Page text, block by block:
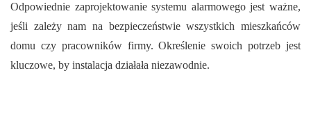
Odpowiednie zaprojektowanie systemu alarmowego jest ważne,
jeśli zależy nam na bezpieczeństwie wszystkich mieszkańców
domu czy pracowników firmy. Określenie swoich potrzeb jest
kluczowe, by instalacja działała niezawodnie.